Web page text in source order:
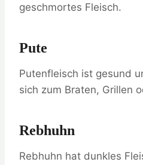
geschmortes Fleisch.
Pute
Putenfleisch ist gesund
sich zum Braten, Grillen
Rebhuhn
Rebhuhn hat dunkles